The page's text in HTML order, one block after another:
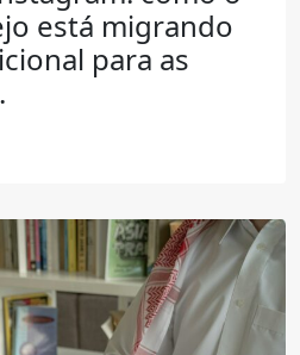
está migrando
para as